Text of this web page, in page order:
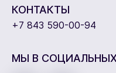
КОНТАКТЫ
+7 843 590-00-94
МЫ В